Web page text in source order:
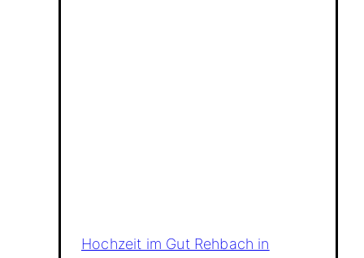
Hochzeit im Gut Rehbach in